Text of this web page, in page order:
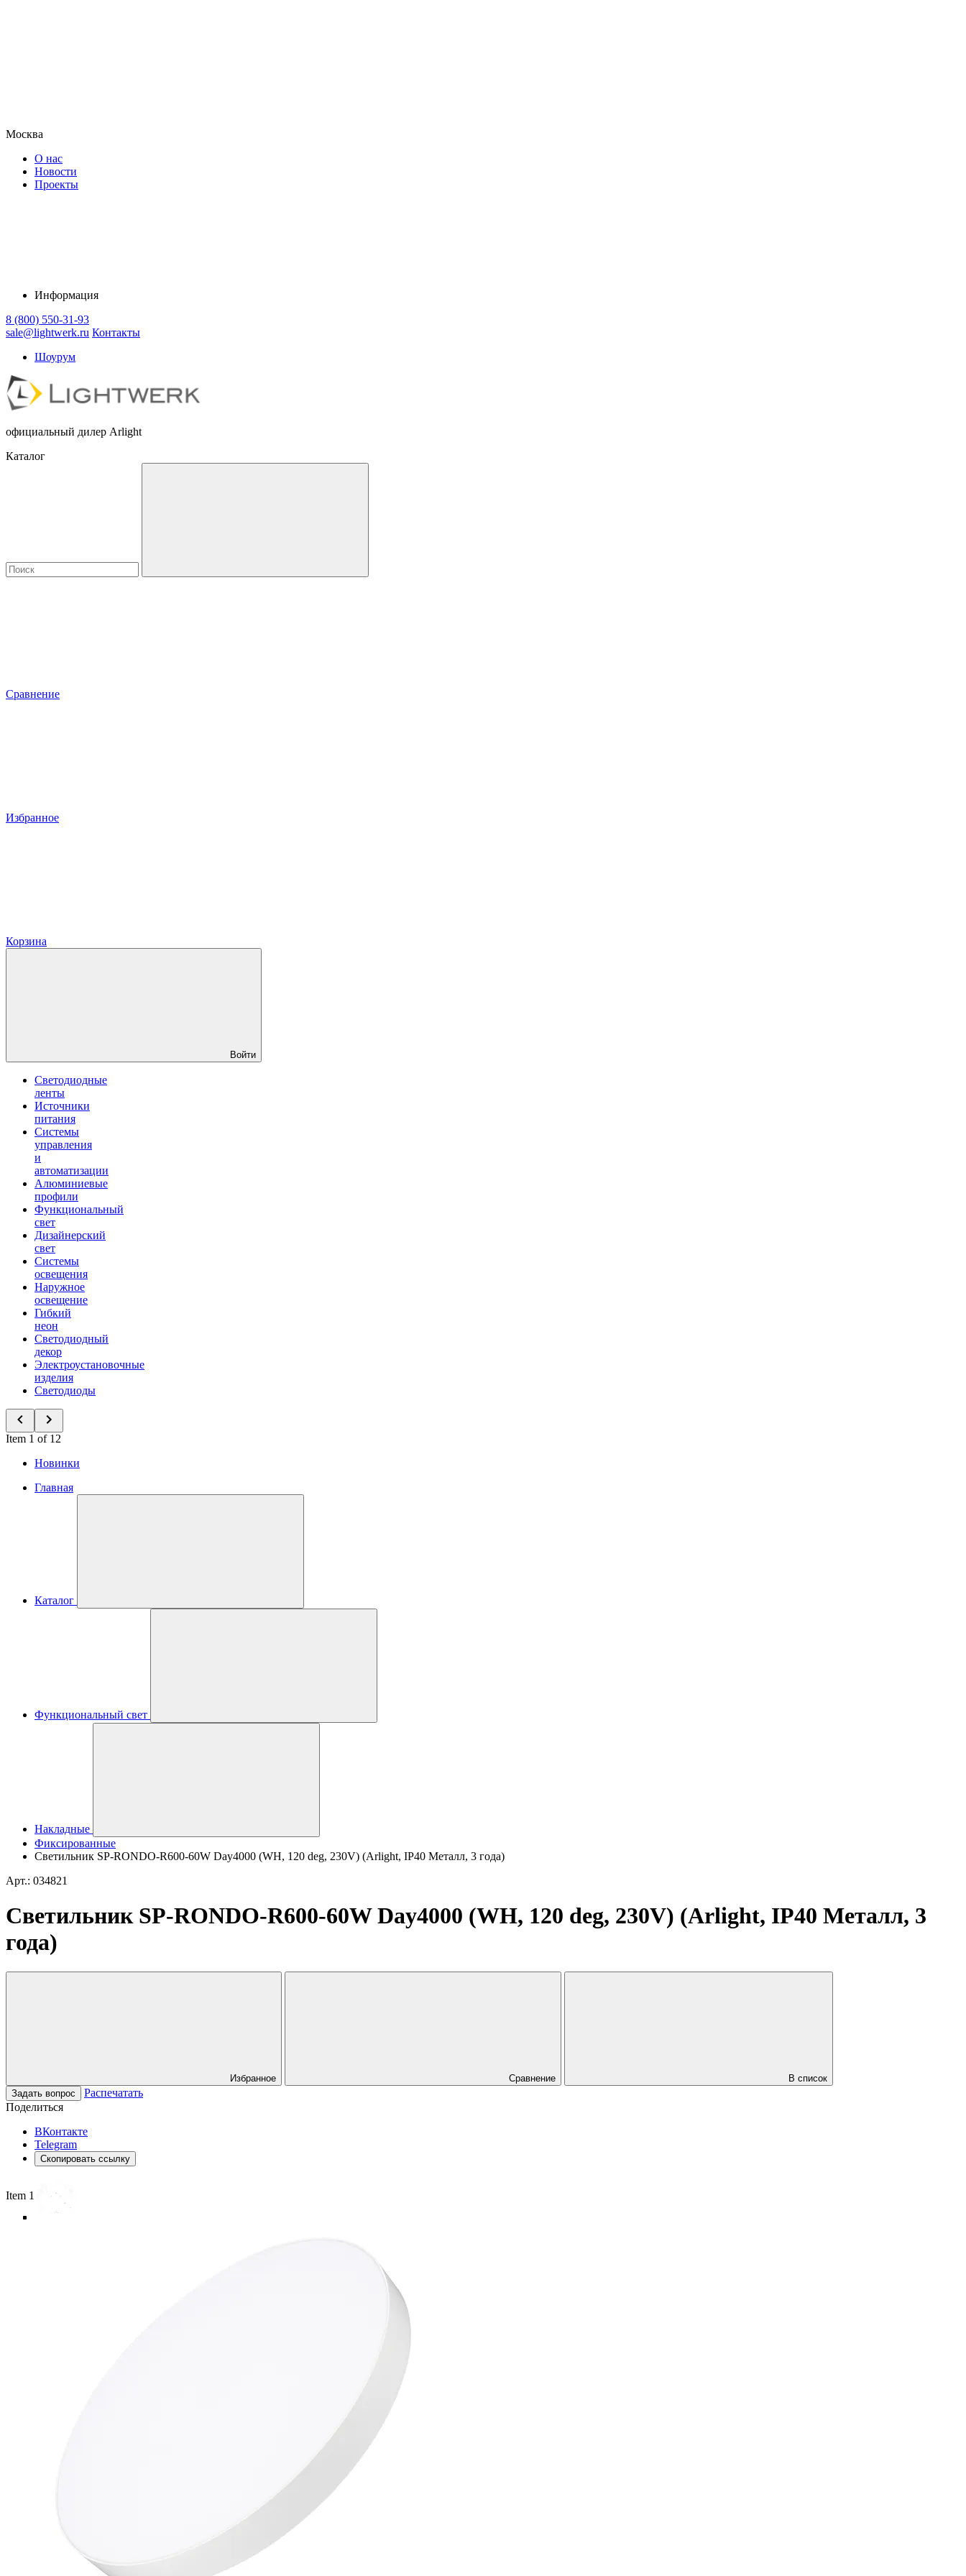
Москва
О нас
Новости
Проекты
Информация
8 (800) 550-31-93
sale@lightwerk.ru Контакты
Шоурум
официальный дилер Arlight
Каталог
Сравнение
Избранное
Корзина
Войти
Светодиодные
ленты
Источники
питания
Системы
управления
и
автоматизации
Алюминиевые
профили
Функциональный
свет
Дизайнерский
свет
Системы
освещения
Наружное
освещение
Гибкий
неон
Светодиодный
декор
Электроустановочные
изделия
Светодиоды
Item 1 of 12
Новинки
Главная
Каталог
Функциональный свет
Накладные
Фиксированные
Светильник SP-RONDO-R600-60W Day4000 (WH, 120 deg, 230V) (Arlight, IP40 Металл, 3 года)
Арт.: 034821
Светильник SP-RONDO-R600-60W Day4000 (WH, 120 deg, 230V) (Arlight, IP40 Металл, 3
года)
Избранное Сравнение
В список
Задать вопрос
Распечатать
Поделиться
ВКонтакте
Telegram
Скопировать ссылку
Item 1 of 6